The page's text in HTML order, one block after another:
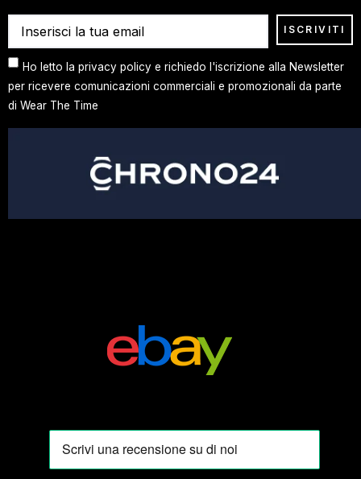
Ho letto la privacy policy e richiedo l'iscrizione alla Newsletter
per ricevere comunicazioni commerciali e promozionali da parte
di Wear The Time